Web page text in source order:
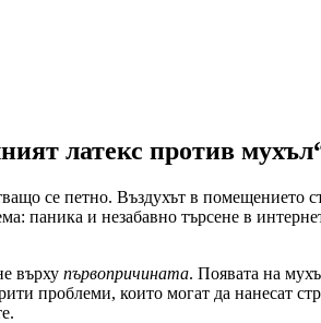
латекс против
се петно. Въздухът в
паника и незабавно търсене в
върху първопричината. Появата на
проблеми, които могат да нанесат